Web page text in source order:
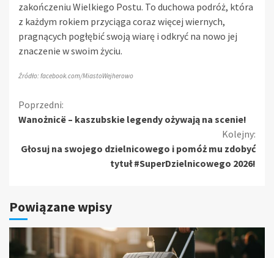
zakończeniu Wielkiego Postu. To duchowa podróż, która
z każdym rokiem przyciąga coraz więcej wiernych,
pragnących pogłębić swoją wiarę i odkryć na nowo jej
znaczenie w swoim życiu.
Źródło: facebook.com/MiastoWejherowo
Kontynuuj
Poprzedni:
Wanożnicë – kaszubskie legendy ożywają na scenie!
Kolejny:
Głosuj na swojego dzielnicowego i pomóż mu zdobyć
tytuł #SuperDzielnicowego 2026!
Powiązane wpisy